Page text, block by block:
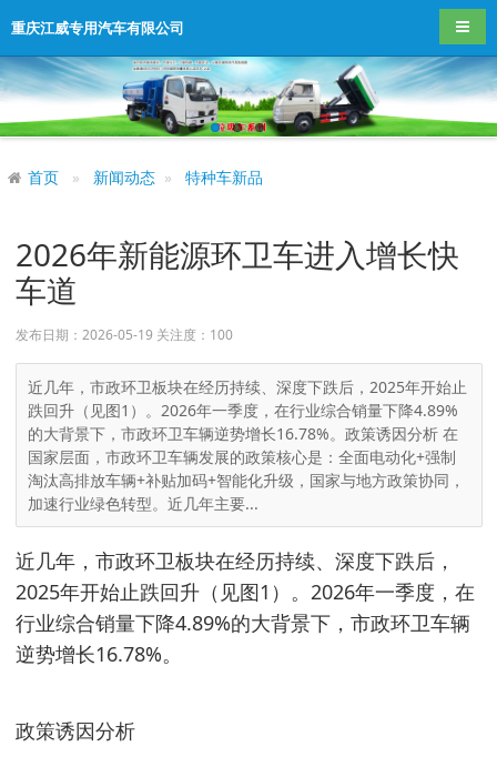
重庆江威专用汽车有限公司 导航
首页 新闻动态 特种车新品
2026年新能源环卫车进入增长快
车道
发布日期：2026-05-19 关注度： 100
近几年，市政环卫板块在经历持续、深度下跌后，2025年开始止
跌回升（见图1）。2026年一季度，在行业综合销量下降4.89%
的大背景下，市政环卫车辆逆势增长16.78%。政策诱因分析 在
国家层面，市政环卫车辆发展的政策核心是：全面电动化+强制
淘汰高排放车辆+补贴加码+智能化升级，国家与地方政策协同，
加速行业绿色转型。近几年主要...
近几年，市政环卫板块在经历持续、深度下跌后，
2025年开始止跌回升（见图1）。2026年一季度，在
行业综合销量下降4.89%的大背景下，市政环卫车辆
逆势增长16.78%。
政策诱因分析